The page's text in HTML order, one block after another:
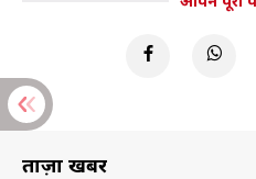
ताज़ा खबरें